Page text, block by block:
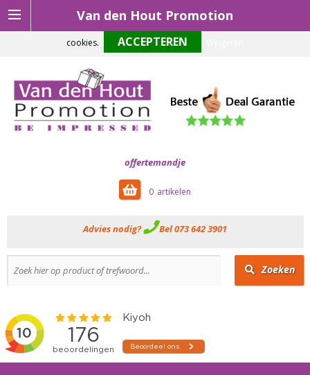
Van den Hout Promotion
offertemandje
0
Advies nodig? Bel 073 642 3901
Zoeken
Om onze website optimaal te laten functioneren maken wij gebruik van
cookies.